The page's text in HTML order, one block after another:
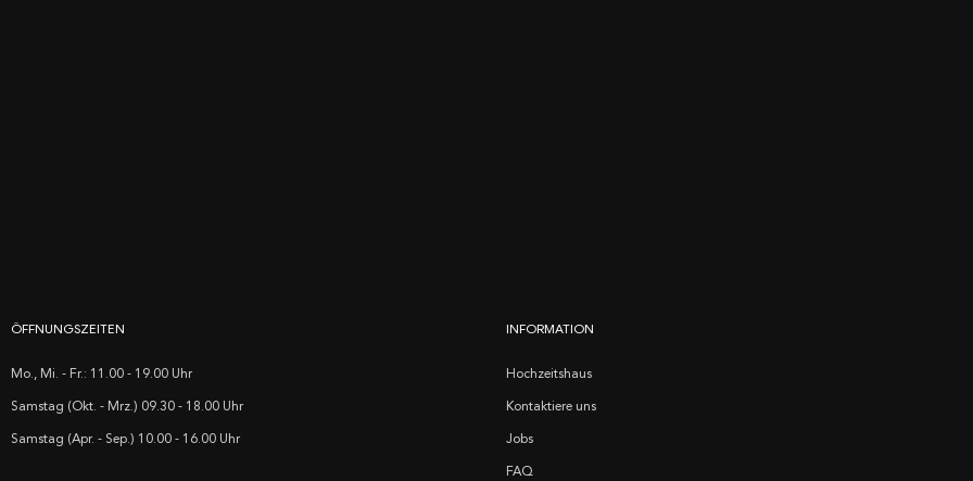
ÖFFNUNGSZEITEN
Mo., Mi. - Fr.: 11.00 - 19.00 Uhr
Samstag (Okt. - Mrz.) 09.30 - 18.00 Uhr
Samstag (Apr. - Sep.) 10.00 - 16.00 Uhr
INFORMATION
Hochzeitshaus
Kontaktiere uns
Jobs
FAQ